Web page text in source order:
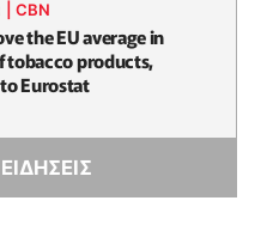
|CBN
the EU average in
tobacco products,
Eurostat